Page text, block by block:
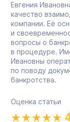
Евгения
качество
компании. Её
и
вопросы о
в процедуре.
Ивановны
по поводу
банкротства.
Оценка статьи